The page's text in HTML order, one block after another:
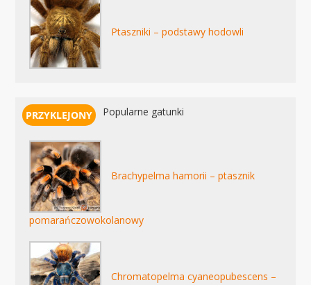
Ptaszniki – podstawy hodowli
Popularne gatunki
Brachypelma hamorii – ptasznik
pomarańczowokolanowy
Chromatopelma cyaneopubescens –